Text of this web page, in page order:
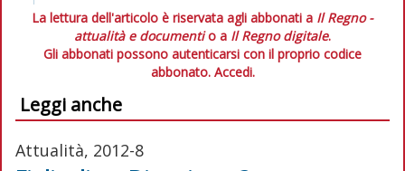
La lettura dell'articolo è riservata agli abbonati a Il Regno -
attualità e documentio a Il Regno digitale.
Gli abbonati possono autenticarsi con il proprio codice
abbonato. Accedi.
Leggi anche
Attualità, 2012-8